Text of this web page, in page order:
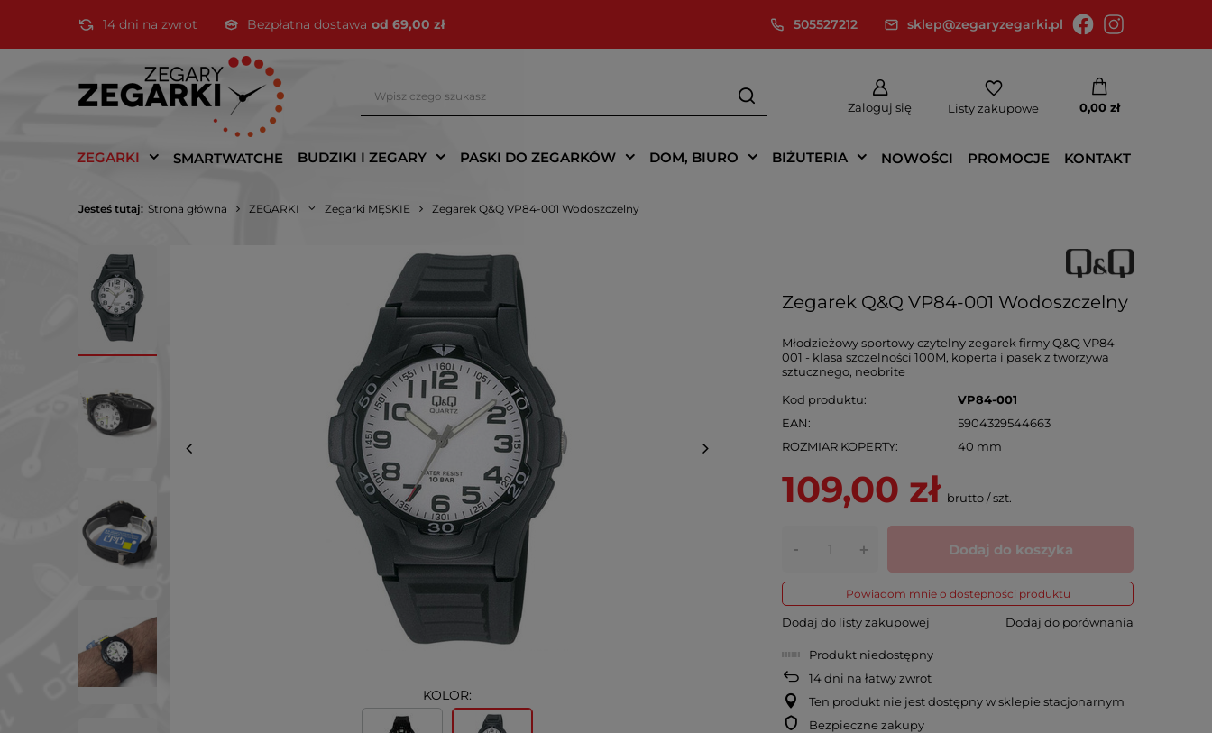
14 dni na zwrot Bezpłatna dostawa od 69,00 zł 505527212 sklep@zegaryzegarki.pl
Zaloguj się Listy zakupowe 0,00 zł
ZEGARKI SMARTWATCHE BUDZIKI I ZEGARY PASKI DO ZEGARKÓW DOM, BIURO BIŻUTERIA NOWOŚCI PROMOCJE KONTAKT
Jesteś tutaj: Strona główna ZEGARKI Zegarki MĘSKIE Zegarek Q&Q VP84-001 Wodoszczelny
KOLOR:
Zegarek Q&Q VP84-001 Wodoszczelny
Młodzieżowy sportowy czytelny zegarek firmy Q&Q VP84-
001 - klasa szczelności 100M, koperta i pasek z tworzywa
sztucznego, neobrite
Kod produktu
VP84-001
EAN
5904329544663
ROZMIAR KOPERTY
40 mm
109,00 zł brutto/szt.
- + Dodaj do koszyka
Powiadom mnie o dostępności produktu
Dodaj do listy zakupowej Dodaj do porównania
Produkt niedostępny
14dni na łatwy zwrot
Ten produkt nie jest dostępny w sklepie stacjonarnym
Bezpieczne zakupy